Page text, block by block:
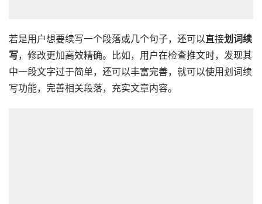
若是用户想要续写一个段落或几个句子，还可以直接划词续
写，修改更加高效精确。比如，用户在检查推文时，发现其
中一段文字过于简单，还可以丰富完善，就可以使用划词续
写功能，完善相关段落，充实文章内容。